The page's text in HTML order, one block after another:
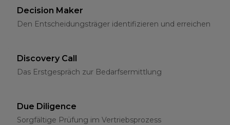
Decision Maker
Den Entscheidungsträger identifizieren und erreichen
Discovery Call
Das Erstgespräch zur Bedarfsermittlung
Due Diligence
Sorgfältige Prüfung im Vertriebsprozess